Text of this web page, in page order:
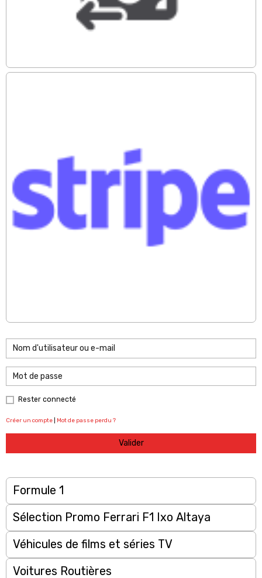
Rester connecté
Créer un compte Mot de passe perdu ?
Valider
Formule 1
Sélection Promo Ferrari F1 Ixo Altaya
Véhicules de films et séries TV
Voitures Routières